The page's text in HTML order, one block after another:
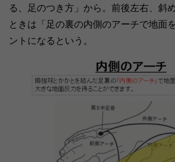
る、足のつき方」から。前後左右、斜
ときは「足の裏の内側のアーチで地面
ントになるという。